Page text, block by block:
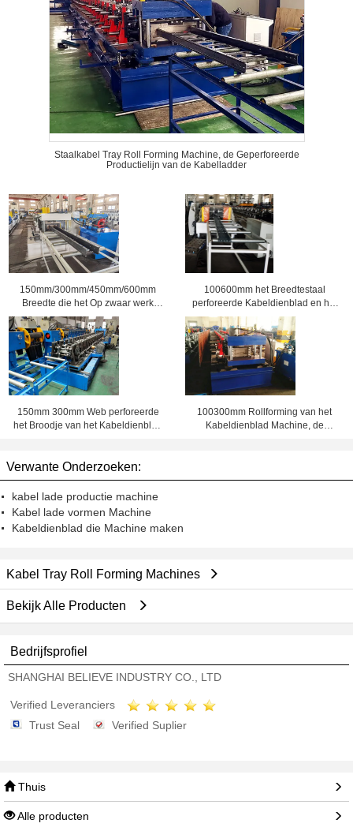
Staalkabel Tray Roll Forming Machine, de Geperforeerde
Productielijn van de Kabelladder
150mm/300mm/450mm/600mm
Breedte die het Op zwaar werk
berekende Elektrische Broodje
telegraferen die van de
Kabelladder Machine vormen
100600mm het Breedtestaal
perforeerde Kabeldienblad en het
Broodje van het Kabelkanaal
Vormt Machine
150mm 300mm Web perforeerde
het Broodje van het Kabeldienblad
100300mm Rollforming van het
Kabeldienblad Machine, de
Verwante Onderzoeken:
kabel lade productie machine
Kabel lade vormen Machine
Kabeldienblad die Machine maken
Kabel Tray Roll Forming Machines
Bekijk Alle Producten
Bedrijfsprofiel
SHANGHAI BELIEVE INDUSTRY CO., LTD
Verified Leveranciers
Trust Seal
Verified Suplier
Thuis
Alle producten